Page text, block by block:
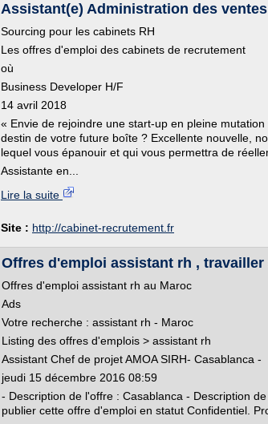
Assistant(e) Administration des ventes
Sourcing pour les cabinets RH
Les offres d'emploi des cabinets de recrutement
où
Business Developer H/F
14 avril 2018
« Envie de rejoindre une start-up en pleine
destin de votre future boîte ? Excellente nouvelle,
lequel vous épanouir et qui vous permettra de
Assistante en...
Lire la suite
Site : http://cabinet-recrutement.fr
Offres d'emploi assistant rh , travailler
Offres d'emploi assistant rh au Maroc
Ads
Votre recherche : assistant rh - Maroc
Listing des offres d'emplois > assistant rh
Assistant Chef de projet AMOA SIRH- Casablanca -
jeudi 15 décembre 2016 08:59
- Description de l'offre : Casablanca - Description
publier cette offre d'emploi en statut Confidentiel.